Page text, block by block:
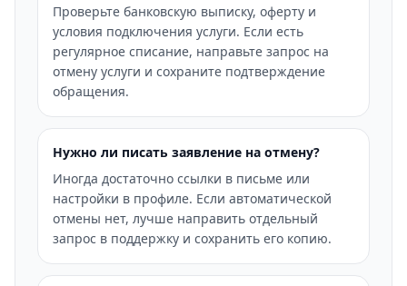
Проверьте банковскую выписку, оферту и
условия подключения услуги. Если есть
регулярное списание, направьте запрос на
отмену услуги и сохраните подтверждение
обращения.
Нужно ли писать заявление на отмену?
Иногда достаточно ссылки в письме или
настройки в профиле. Если автоматической
отмены нет, лучше направить отдельный
запрос в поддержку и сохранить его копию.